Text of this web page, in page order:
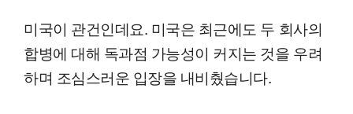
미국이 관건인데요. 미국은 최근에도 두 회사의
합병에 대해 독과점 가능성이 커지는 것을 우려
하며 조심스러운 입장을 내비췄습니다.